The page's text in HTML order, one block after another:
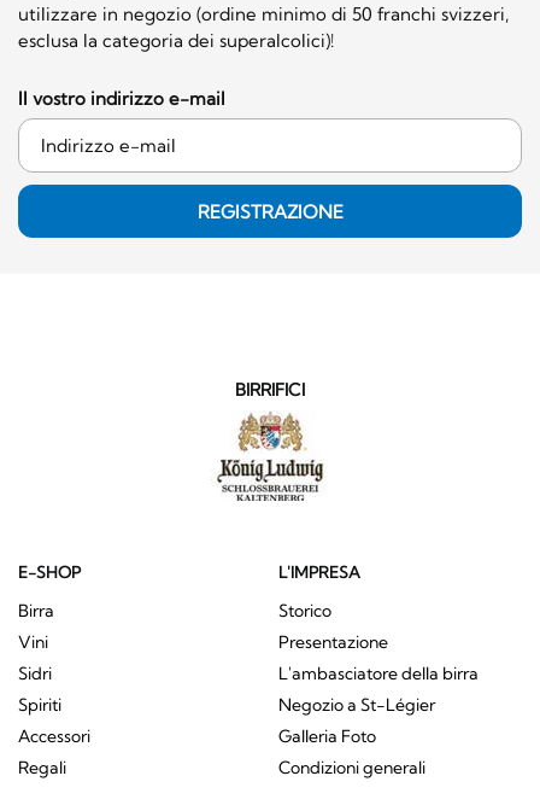
utilizzare in negozio (ordine minimo di 50 franchi svizzeri,
esclusa la categoria dei superalcolici)!
Il vostro indirizzo e-mail
REGISTRAZIONE
BIRRIFICI
E-SHOP
Birra
Vini
Sidri
Spiriti
Accessori
Regali
L'IMPRESA
Storico
Presentazione
L'ambasciatore della birra
Negozio a St-Légier
Galleria Foto
Condizioni generali